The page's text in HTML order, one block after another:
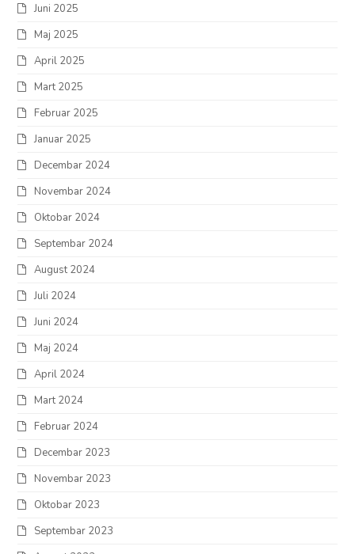
Juni 2025
Maj 2025
April 2025
Mart 2025
Februar 2025
Januar 2025
Decembar 2024
Novembar 2024
Oktobar 2024
Septembar 2024
August 2024
Juli 2024
Juni 2024
Maj 2024
April 2024
Mart 2024
Februar 2024
Decembar 2023
Novembar 2023
Oktobar 2023
Septembar 2023